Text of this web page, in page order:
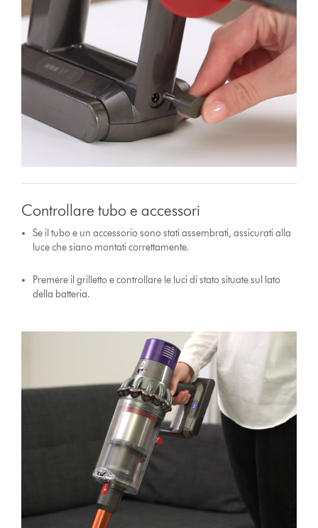
Controllare tubo e accessori
Se il tubo e un accessorio sono stati assembrati, assicurati alla
luce che siano montati correttamente.
Premere il grilletto e controllare le luci di stato situate sul lato
della batteria.